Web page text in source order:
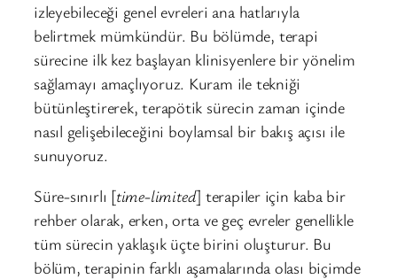
izleyebileceği genel evreleri ana hatlarıyla
belirtmek mümkündür. Bu bölümde, terapi
sürecine ilk kez başlayan klinisyenlere bir yönelim
sağlamayı amaçlıyoruz. Kuram ile tekniği
bütünleştirerek, terapötik sürecin zaman içinde
nasıl gelişebileceğini boylamsal bir bakış açısı ile
sunuyoruz.
Süre-sınırlı [time-limited] terapiler için kaba bir
rehber olarak, erken, orta ve geç evreler genellikle
tüm sürecin yaklaşık üçte birini oluşturur. Bu
bölüm, terapinin farklı aşamalarında olası biçimde